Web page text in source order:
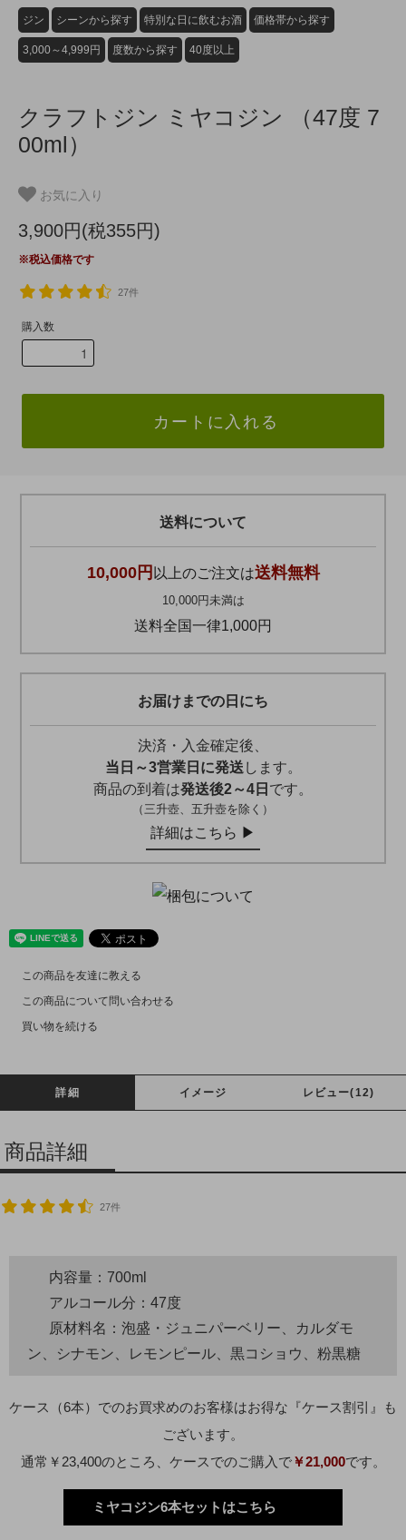
ジン シーンから探す 特別な日に飲むお酒 価格帯から探す
3,000～4,999円 度数から探す 40度以上
クラフトジン ミヤコジン （47度 7
00ml）
お気に入り
3,900円(税355円)
※税込価格です
27件
購入数
カートに入れる
送料について
10,000円 以上のご注文は送料無料
10,000円未満は
送料全国一律1,000円
お届けまでの日にち
決済・入金確定後、
当日～3営業日に発送 します。
商品の到着は発送後2～4日 です。
（三升壺、五升壺を除く）
詳細はこちら ▶︎
この商品を友達に教える
この商品について問い合わせる
買い物を続ける
詳細 イメージ レビュー(12)
商品詳細
27件
内容量：700ml
アルコール分：47度
原材料名：泡盛・ジュニパーベリー、カルダモ
ン、シナモン、レモンピール、黒コショウ、粉黒糖
ケース（6本）でのお買求めのお客様はお得な『ケース割引』も
ございます。
通常￥23,400のところ、ケースでのご購入で￥21,000です。
ミヤコジン6本セットはこちら